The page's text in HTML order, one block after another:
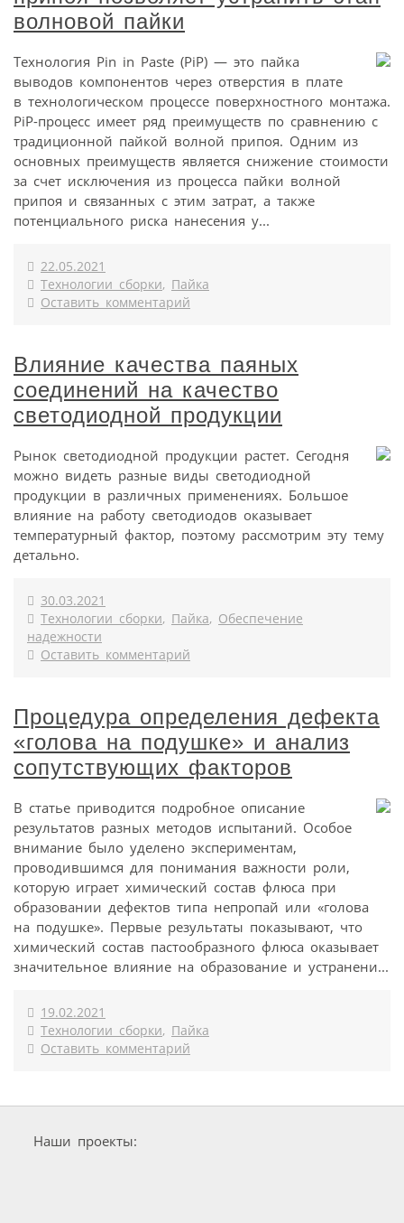
волновой пайки
Технология Pin in Paste (PiP) — это пайка
выводов компонентов через отверстия в плате
в технологическом процессе поверхностного монтажа.
PiP-процесс имеет ряд преимуществ по сравнению с
традиционной пайкой волной припоя. Одним из
основных преимуществ является снижение стоимости
за счет исключения из процесса пайки волной
припоя и связанных с этим затрат, а также
потенциального риска нанесения у...
22.05.2021
Технологии сборки, Пайка
Оставить комментарий
Влияние качества паяных
соединений на качество
светодиодной продукции
Рынок светодиодной продукции растет. Сегодня
можно видеть разные виды светодиодной
продукции в различных применениях. Большое
влияние на работу светодиодов оказывает
температурный фактор, поэтому рассмотрим эту тему
детально.
30.03.2021
Технологии сборки, Пайка, Обеспечение
надежности
Оставить комментарий
Процедура определения дефекта
«голова на подушке» и анализ
сопутствующих факторов
В статье приводится подробное описание
результатов разных методов испытаний. Особое
внимание было уделено экспериментам,
проводившимся для понимания важности роли,
которую играет химический состав флюса при
образовании дефектов типа непропай или «голова
на подушке». Первые результаты показывают, что
химический состав пастообразного флюса оказывает
значительное влияние на образование и устранени...
19.02.2021
Технологии сборки, Пайка
Оставить комментарий
Наши проекты: